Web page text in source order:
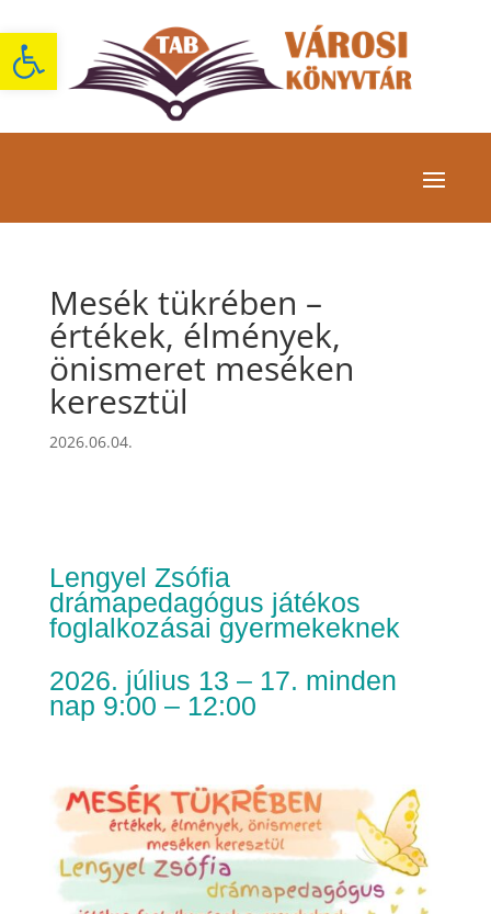
Eszköztár megnyitása
Mesék tükrében –
értékek, élmények,
önismeret meséken
keresztül
2026.06.04.
Lengyel Zsófia
drámapedagógus játékos
foglalkozásai gyermekeknek
2026. július 13 – 17. minden
nap 9:00 – 12:00